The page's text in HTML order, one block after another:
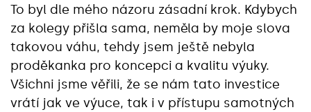
To byl dle mého názoru zásadní krok. Kdybych
za kolegy přišla sama, neměla by moje slova
takovou váhu, tehdy jsem ještě nebyla
proděkanka pro koncepci a kvalitu výuky.
Všichni jsme věřili, že se nám tato investice
vrátí jak ve výuce, tak i v přístupu samotných